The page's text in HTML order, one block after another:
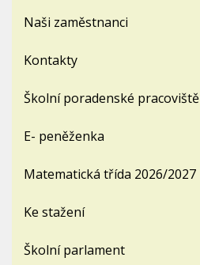
Naši zaměstnanci
Kontakty
Školní poradenské pracoviště
E- peněženka
Matematická třída 2026/2027
Ke stažení
Školní parlament